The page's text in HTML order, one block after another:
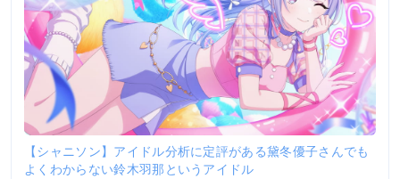
【シャニソン】アイドル分析に定評がある黛冬優子さんでも
よくわからない鈴木羽那というアイドル